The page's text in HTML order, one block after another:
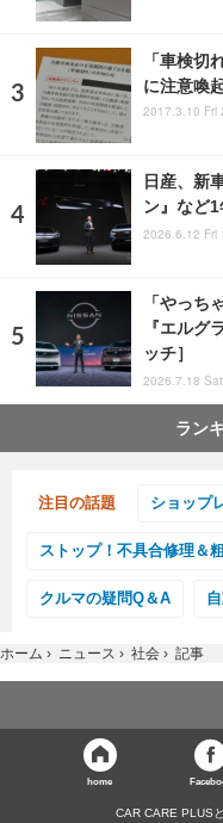
「車検切
に注意喚
2017.3.10 Fri
日産、新
ン』など
2026.6.12 Fri
「やっち
『エルグ
ッチ］
2026.7.18
ラン
注目の話題 ショップ
ストップ！不具合修理＆
クルマの疑問Q＆A
ホーム › ニュース › 社会 › 記事
home
CAR CARE PLUS